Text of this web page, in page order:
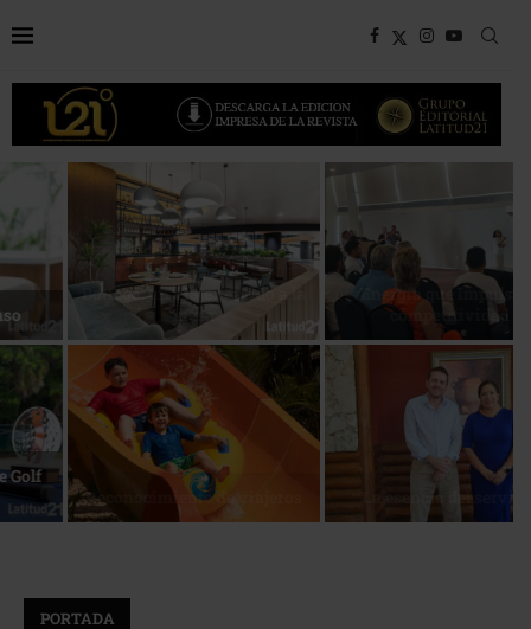
Bottega, un viaje servido a la
mesa
Energía que Impulsa la
competitividad
Reconocimiento de viajeros La esencia del servicio
PORTADA